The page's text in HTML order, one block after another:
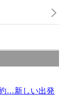
…新しい出発